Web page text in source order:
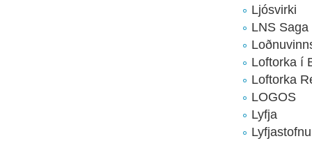
Ljósvirki
LNS Saga
Loftorka í
Loftorka
LOGOS
Lyfja